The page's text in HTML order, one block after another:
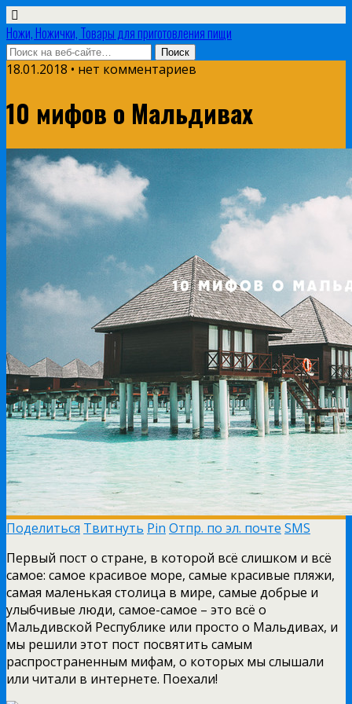
Ножи, Ножички, Товары для приготовления пищи
18.01.2018 • нет комментариев
10 мифов о Мальдивах
Поделиться Твитнуть Pin Отпр. по эл. почте SMS
Первый пост о стране, в которой всё слишком и всё
самое: самое красивое море, самые красивые пляжи,
самая маленькая столица в мире, самые добрые и
улыбчивые люди, самое-самое – это всё о
Мальдивской Республике или просто о Мальдивах, и
мы решили этот пост посвятить самым
распространенным мифам, о которых мы слышали
или читали в интернете. Поехали!